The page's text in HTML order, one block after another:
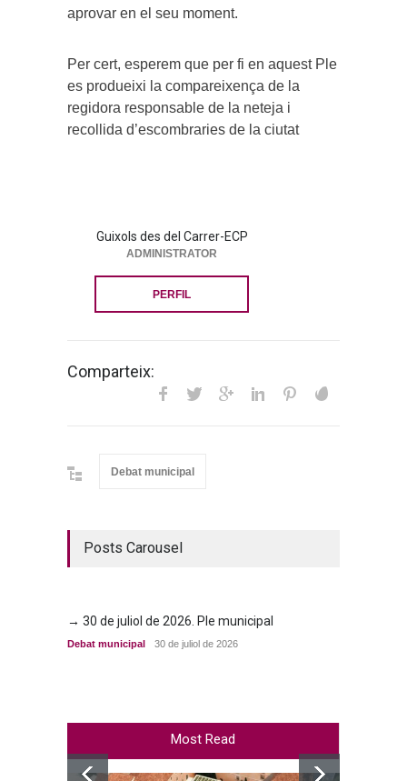
aprovar en el seu moment.
Per cert, esperem que per fi en aquest Ple
es produeixi la compareixença de la
regidora responsable de la neteja i
recollida d’escombraries de la ciutat
Guixols des del Carrer-ECP
ADMINISTRATOR
PERFIL
Comparteix:
Debat municipal
Posts Carousel
→ 30 de juliol de 2026. Ple municipal
Debat municipal 30 de juliol de 2026
Most Read